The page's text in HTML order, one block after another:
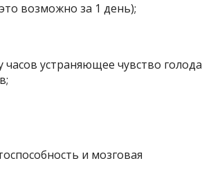
возможно за 1 день);
устраняющее чувство голода
и мозговая